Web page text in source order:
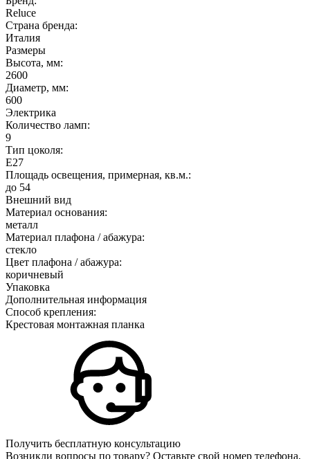
Reluce
Страна бренда:
Италия
Размеры
Высота, мм:
2600
Диаметр, мм:
600
Электрика
Количество ламп:
9
Тип цоколя:
E27
Площадь освещения, примерная, кв.м.:
до 54
Внешний вид
Материал основания:
металл
Материал плафона / абажура:
стекло
Цвет плафона / абажура:
коричневый
Упаковка
Дополнительная информация
Способ крепления:
Крестовая монтажная планка
Получить бесплатную консультацию
Возникли вопросы по товару? Оставьте свой номер телефона,